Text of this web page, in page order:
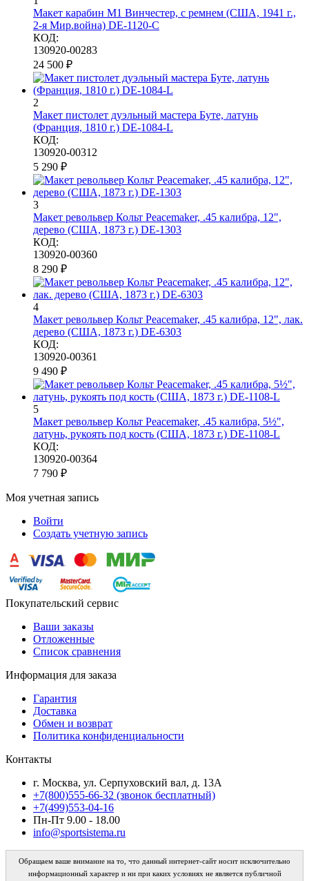
Макет карабин М1 Винчестер, с ремнем (США, 1941 г.,
2-я Мир.война) DE-1120-C
КОД:
130920-00283
24 500 ₽
2
Макет пистолет дуэльный мастера Буте, латунь
(Франция, 1810 г.) DE-1084-L
КОД:
130920-00312
5 290 ₽
3
Макет револьвер Кольт Peacemaker, .45 калибра, 12",
дерево (США, 1873 г.) DE-1303
КОД:
130920-00360
8 290 ₽
4
Макет револьвер Кольт Peacemaker, .45 калибра, 12", лак.
дерево (США, 1873 г.) DE-6303
КОД:
130920-00361
9 490 ₽
5
Макет револьвер Кольт Peacemaker, .45 калибра, 5½",
латунь, рукоять под кость (США, 1873 г.) DE-1108-L
КОД:
130920-00364
7 790 ₽
Моя учетная запись
Войти
Создать учетную запись
Покупательский сервис
Ваши заказы
Отложенные
Список сравнения
Информация для заказа
Гарантия
Доставка
Обмен и возврат
Политика конфиденциальности
Контакты
г. Москва, ул. Серпуховский вал, д. 13А
+7(800)555-66-32 (звонок бесплатный)
+7(499)553-04-16
Пн-Пт 9.00 - 18.00
info@sportsistema.ru
Обращаем ваше внимание на то, что данный интернет-сайт носит исключительно
информационный характер и ни при каких условиях не является публичной